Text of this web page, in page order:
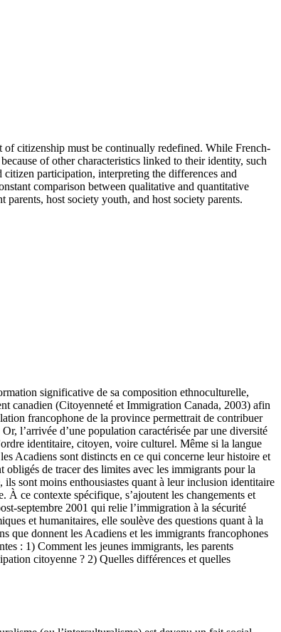
of citizenship must be continually redefined. While French-
of other characteristics linked to their identity, such
participation, interpreting the differences and
comparison between qualitative and quantitative
host society youth, and host society parents.
significative de sa composition ethnoculturelle,
canadien (Citoyenneté et Immigration Canada, 2003) afin
francophone de la province permettrait de contribuer
Or, l’arrivée d’une population caractérisée par une diversité
identitaire, citoyen, voire culturel. Même si la langue
Acadiens sont distincts en ce qui concerne leur histoire et
de tracer des limites avec les immigrants pour la
sont moins enthousiastes quant à leur inclusion identitaire
ce contexte spécifique, s’ajoutent les changements et
septembre 2001 qui relie l’immigration à la sécurité
et humanitaires, elle soulève des questions quant à la
que donnent les Acadiens et les immigrants francophones
: 1) Comment les jeunes immigrants, les parents
citoyenne ? 2) Quelles différences et quelles